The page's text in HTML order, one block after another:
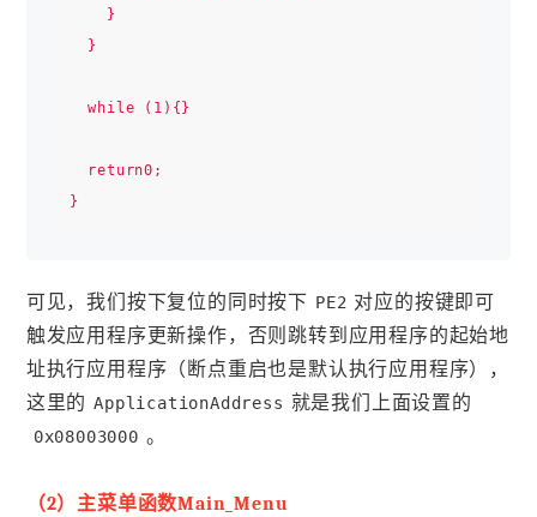
}
}
while (1){}
return0;
可见，我们按下复位的同时按下 PE2 对应的按键即可
触发应用程序更新操作，否则跳转到应用程序的起始地
址执行应用程序（断点重启也是默认执行应用程序），
这里的 ApplicationAddress 就是我们上面设置的
0x08003000 。
（2）主菜单函数Main_Menu